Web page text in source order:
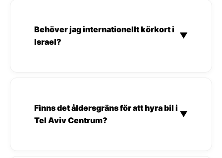
Behöver jag internationellt körkort i
Israel?
▼
Finns det åldersgräns för att hyra bil i
Tel Aviv Centrum?
▼